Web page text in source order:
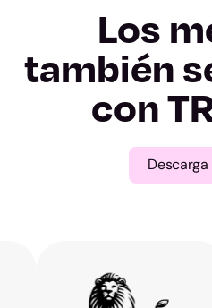
Los
también
con